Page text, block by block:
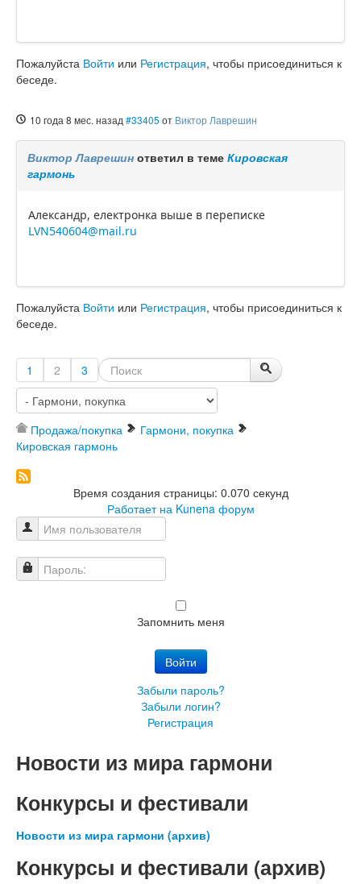
Пожалуйста Войти или Регистрация, чтобы присоединиться к
беседе.
10 года 8 мес. назад #33405 от Виктор Лаврешин
Виктор Лаврешин ответил в теме Кировская
гармонь
Александр, електронка выше в переписке
LVN540604@mail.ru
Пожалуйста Войти или Регистрация, чтобы присоединиться к
беседе.
1 2 3
Продажа/покупка
Гармони, покупка
Кировская гармонь
Время создания страницы: 0.070 секунд
Работает на Kunena форум
Имя пользователя
Пароль:
Запомнить меня
Войти
Забыли пароль?
Забыли логин?
Регистрация
Новости из мира гармони
Конкурсы и фестивали
Новости из мира гармони (архив)
Конкурсы и фестивали (архив)